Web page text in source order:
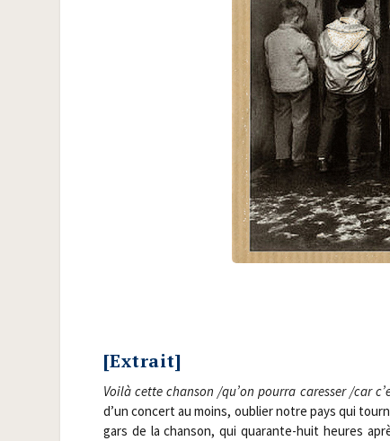
[Extrait]
Voi­là cette chan­son /​qu’on pour­ra cares­ser /​car
d’un concert au moins, oublier notre pays qui
gars de la chan­son, qui qua­rante-huit heures